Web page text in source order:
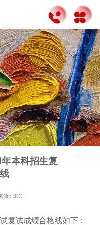
本科招生复
源：未知
复试成绩合格线如下：